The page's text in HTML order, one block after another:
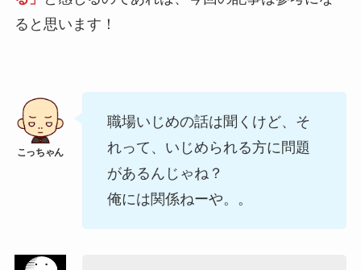
ると思います！
職場いじめの話は聞くけど、そ
れって、いじめられる方に問題
があるんじゃね？
俺には関係ねーや。。